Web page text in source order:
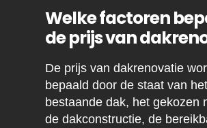
Welke factoren
de prijs van
De prijs van dakrenovatie
bepaald door de staat van het
bestaande dak, het gekozen
de dakconstructie, de